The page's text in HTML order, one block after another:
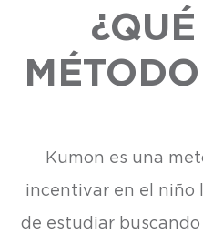
Kumon es una
incentivar en el niño
de estudiar